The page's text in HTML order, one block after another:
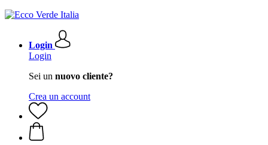
Login
Login
Sei un nuovo cliente?
Crea un account